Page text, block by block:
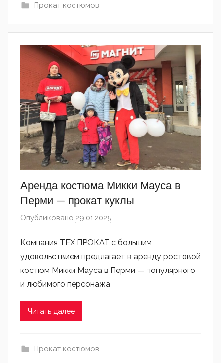
Прокат костюмов
Аренда костюма Микки Мауса в
Перми — прокат куклы
Опубликовано 29.01.2025
Компания ТЕХ ПРОКАТ с большим
удовольствием предлагает в аренду ростовой
костюм Микки Мауса в Перми — популярного
и любимого персонажа
Читать далее
Прокат костюмов